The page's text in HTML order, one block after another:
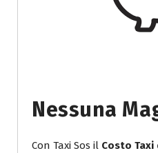
Nessuna
Con Taxi Sos il Costo